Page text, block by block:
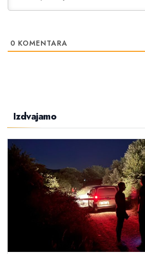
0 KOMENTARA
Izdvajamo